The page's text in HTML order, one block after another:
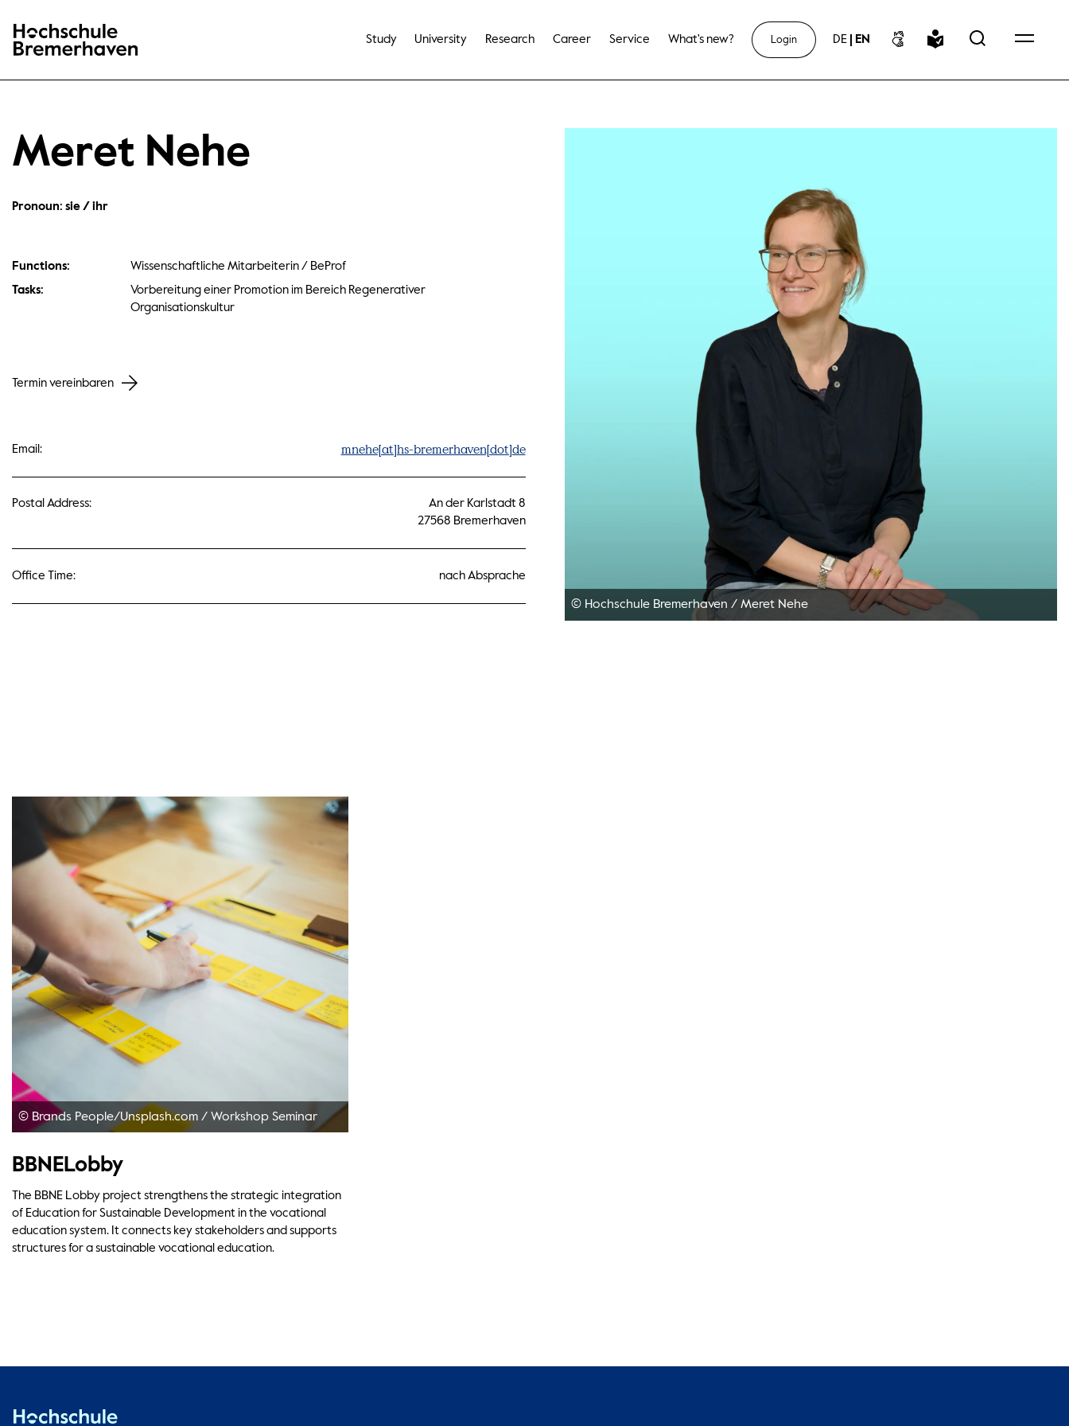
Hochschule Bremerhaven
Study University Research Career Service What's new? Login DE EN
Meret Nehe
Pronoun: sie / ihr
Functions:
Wissenschaftliche Mitarbeiterin / BeProf
Tasks:
Vorbereitung einer Promotion im Bereich Regenerativer
Organisationskultur
Termin vereinbaren
Email: mnehe[at]hs-bremerhaven[dot]de
Postal Address:
An der Karlstadt 8
27568 Bremerhaven
Office Time: nach Absprache
© Hochschule Bremerhaven /Meret Nehe
© Brands People/Unsplash.com /Workshop Seminar
BBNELobby
The BBNE Lobby project strengthens the strategic integration
of Education for Sustainable Development in the vocational
education system. It connects key stakeholders and supports
structures for a sustainable vocational education.